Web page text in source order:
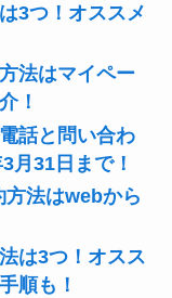
3つ！オススメ
法はマイペー
介！
話と問い合わ
月31日まで！
法はwebから
は3つ！オスス
手順も！